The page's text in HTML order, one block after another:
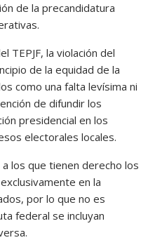
de la precandidatura
TEPJF, la violación del
de la equidad de la
como una falta levísima ni
de difundir los
presidencial en los
electorales locales.
los que tienen derecho los
en la
por lo que no es
federal se incluyan